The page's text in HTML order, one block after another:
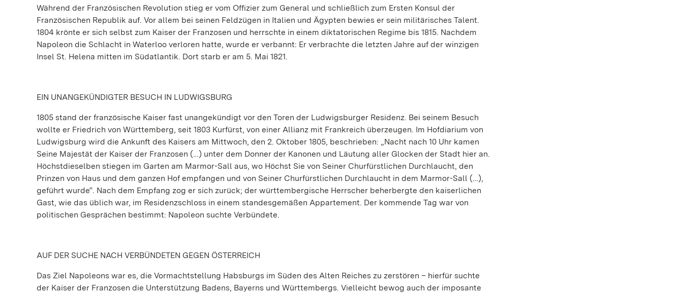
Während der Französischen Revolution stieg er vom Offizier zum General und schließlich zum Ersten Konsul der
Französischen Republik auf. Vor allem bei seinen Feldzügen in Italien und Ägypten bewies er sein militärisches Talent.
1804 krönte er sich selbst zum Kaiser der Franzosen und herrschte in einem diktatorischen Regime bis 1815. Nachdem
Napoleon die Schlacht in Waterloo verloren hatte, wurde er verbannt: Er verbrachte die letzten Jahre auf der winzigen
Insel St. Helena mitten im Südatlantik. Dort starb er am 5. Mai 1821.
EIN UNANGEKÜNDIGTER BESUCH IN LUDWIGSBURG
1805 stand der französische Kaiser fast unangekündigt vor den Toren der Ludwigsburger Residenz. Bei seinem Besuch
wollte er Friedrich von Württemberg, seit 1803 Kurfürst, von einer Allianz mit Frankreich überzeugen. Im Hofdiarium von
Ludwigsburg wird die Ankunft des Kaisers am Mittwoch, den 2. Oktober 1805, beschrieben: „Nacht nach 10 Uhr kamen
Seine Majestät der Kaiser der Franzosen (…) unter dem Donner der Kanonen und Läutung aller Glocken der Stadt hier an.
Höchstdieselben stiegen im Garten am Marmor-Sall aus, wo Höchst Sie von Seiner Churfürstlichen Durchlaucht, den
Prinzen von Haus und dem ganzen Hof empfangen und von Seiner Churfürstlichen Durchlaucht in dem Marmor-Sall (…),
geführt wurde“. Nach dem Empfang zog er sich zurück; der württembergische Herrscher beherbergte den kaiserlichen
Gast, wie das üblich war, im Residenzschloss in einem standesgemäßen Appartement. Der kommende Tag war von
politischen Gesprächen bestimmt: Napoleon suchte Verbündete.
AUF DER SUCHE NACH VERBÜNDETEN GEGEN ÖSTERREICH
Das Ziel Napoleons war es, die Vormachtstellung Habsburgs im Süden des Alten Reiches zu zerstören – hierfür suchte
der Kaiser der Franzosen die Unterstützung Badens, Bayerns und Württembergs. Vielleicht bewog auch der imposante